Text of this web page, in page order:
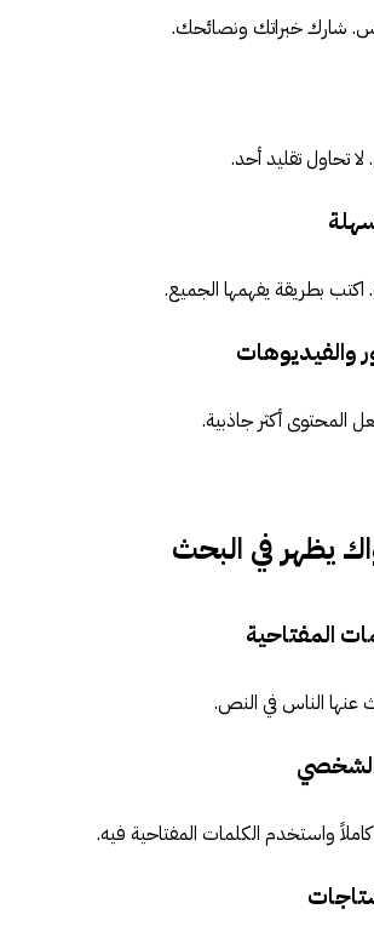
شارك خبراتك ونصائحك.
تحاول تقليد أحد.
بطريقة يفهمها الجميع.
والفيديوهات
المحتوى أكثر جاذبية.
يظهر في البحث
المفتاحية
عنها الناس في النص.
واستخدم الكلمات المفتاحية فيه.